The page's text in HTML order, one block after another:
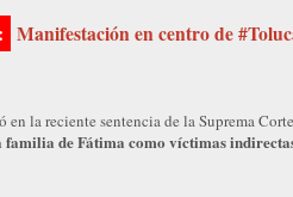
Manifestación en centro de
en la reciente sentencia de la Suprema
de Fátima como víctimas